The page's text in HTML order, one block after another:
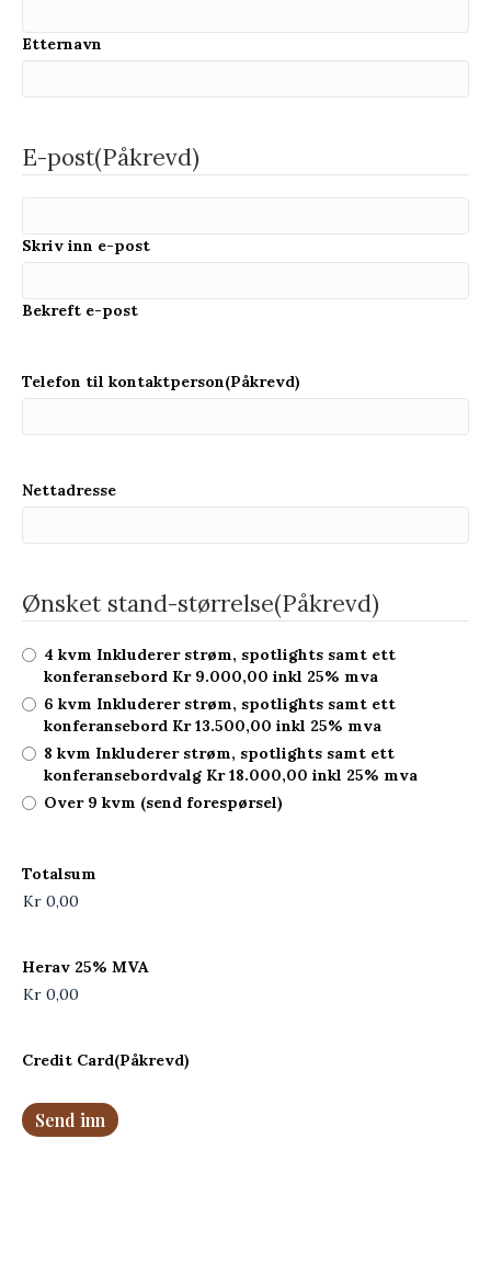
Etternavn
E-post(Påkrevd)
Skriv inn e-post
Bekreft e-post
Telefon til kontaktperson(Påkrevd)
Nettadresse
Ønsket stand-størrelse(Påkrevd)
4 kvm Inkluderer strøm, spotlights samt ett
konferansebord Kr 9.000,00 inkl 25% mva
6 kvm Inkluderer strøm, spotlights samt ett
konferansebord Kr 13.500,00 inkl 25% mva
8 kvm Inkluderer strøm, spotlights samt ett
konferansebordvalg Kr 18.000,00 inkl 25% mva
Over 9 kvm (send forespørsel)
Totalsum
Herav 25% MVA
Credit Card(Påkrevd)